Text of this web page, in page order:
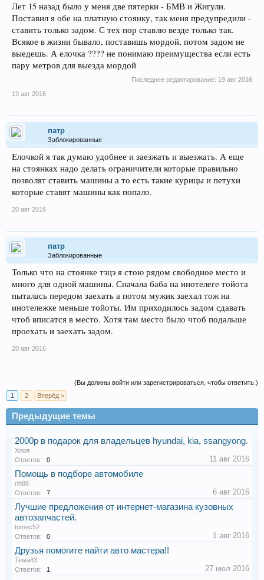
Лет 15 назад было у меня две пятерки - БМВ и Жигули.
Поставил я обе на платную стоянку, так меня предупредили -
ставить только задом. С тех пор ставлю везде только так.
Всякое в жизни бывало, поставишь мордой, потом задом не
выедешь. А елочка ???? не понимаю преимущества если есть
пару метров для выезда мордой
Последнее редактирование: 19 авг 2016
19 авг 2016
патр
Заблокированные
Елочкой я так думаю удобнее и заезжать и выезжать. А еще
на стоянках надо делать ограничители которые правильно
позволят ставить машины а то есть такие курицы и петухи
которые ставят машины как попало.
20 авг 2016
патр
Заблокированные
Только что на стоянке тэцэ я стою рядом свободное место и
много для одной машины. Сначала баба на инотелеге тойота
пыталась передом заехать а потом мужик заехал тож на
инотележке меньше тойоты. Им приходилось задом сдавать
чтоб вписатся в место. Хотя там место было чтоб подальше
проехать и заехать задом.
20 авг 2016
(Вы должны войти или зарегистрироваться, чтобы ответить.)
1
2 Вперёд >
Предыдущие темы
2000р в подарок для владельцев hyundai, kia, ssangyong.
Хлоя
Ответов:
0 11 авг 2016
Помощь в подборе автомобиле
rih88
Ответов:
7 6 авг 2016
Лучшие предложения от интернет-магазина кузовных
автозапчастей.
tomec52
Ответов:
0 1 авг 2016
Друзья помогите найти авто мастера!!
Тема83
Ответов:
1 27 июл 2016